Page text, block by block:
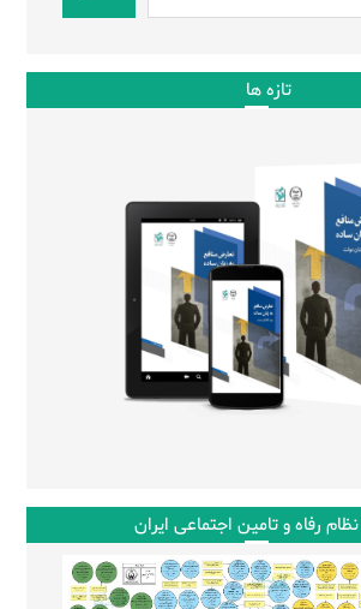
تازه ها
رفاه و تامین اجتماعی ایران